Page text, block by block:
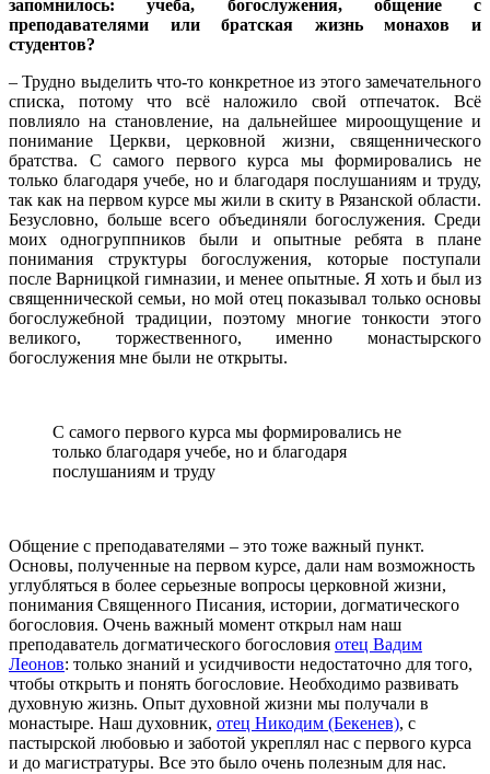
запомнилось: учеба, богослужения, общение с
преподавателями или братская жизнь монахов и
студентов?
– Трудно выделить что-то конкретное из этого замечательного
списка, потому что всё наложило свой отпечаток. Всё
повлияло на становление, на дальнейшее мироощущение и
понимание Церкви, церковной жизни, священнического
братства. С самого первого курса мы формировались не
только благодаря учебе, но и благодаря послушаниям и труду,
так как на первом курсе мы жили в скиту в Рязанской области.
Безусловно, больше всего объединяли богослужения. Среди
моих одногруппников были и опытные ребята в плане
понимания структуры богослужения, которые поступали
после Варницкой гимназии, и менее опытные. Я хоть и был из
священнической семьи, но мой отец показывал только основы
богослужебной традиции, поэтому многие тонкости этого
великого, торжественного, именно монастырского
богослужения мне были не открыты.
С самого первого курса мы формировались не
только благодаря учебе, но и благодаря
послушаниям и труду
Общение с преподавателями – это тоже важный пункт.
Основы, полученные на первом курсе, дали нам возможность
углубляться в более серьезные вопросы церковной жизни,
понимания Священного Писания, истории, догматического
богословия. Очень важный момент открыл нам наш
преподаватель догматического богословия отец Вадим
Леонов: только знаний и усидчивости недостаточно для того,
чтобы открыть и понять богословие. Необходимо развивать
духовную жизнь. Опыт духовной жизни мы получали в
монастыре. Наш духовник, отец Никодим (Бекенев), с
пастырской любовью и заботой укреплял нас с первого курса
и до магистратуры. Все это было очень полезным для нас.